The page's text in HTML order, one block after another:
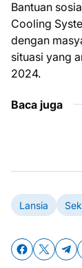
Bantuan
Cooling
dengan
situasi yang
2024.
Baca juga
Lansia